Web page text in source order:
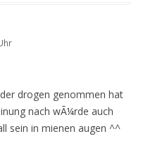
drogen genommen hat
nach wÃ¼rde auch
sein in mienen augen ^^